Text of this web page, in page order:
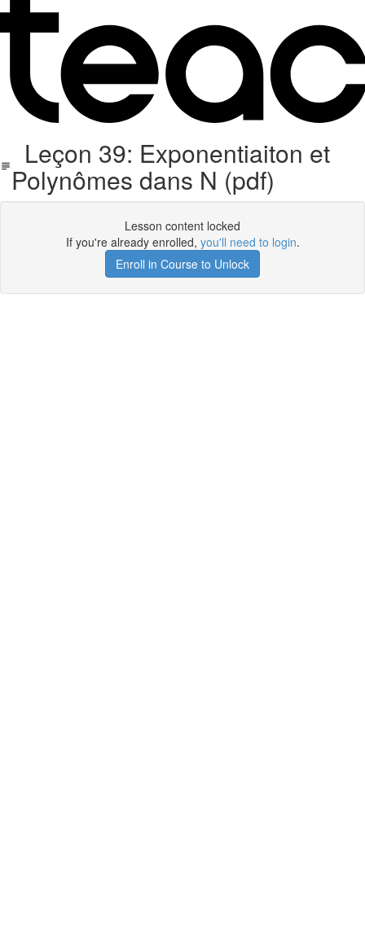
Leçon 39: Exponentiaiton et
Polynômes dans N (pdf)
Lesson content locked
If you're already enrolled, you'll need to login.
Enroll in Course to Unlock